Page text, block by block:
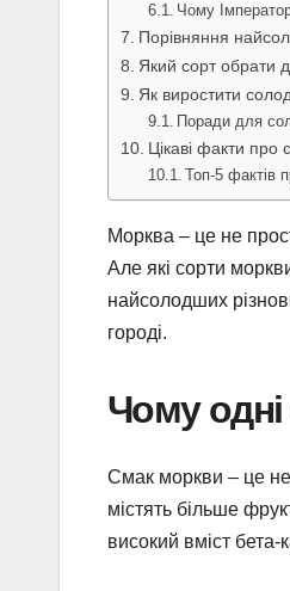
Чому
Порівняння
Який сорт обрати
Як виростити
Поради для
Цікаві факти про
Топ-5 фактів
Морква – це не
Але які сорти
найсолодших
городі.
Чому
Смак моркви – це не
містять більше
високий вміст бета-